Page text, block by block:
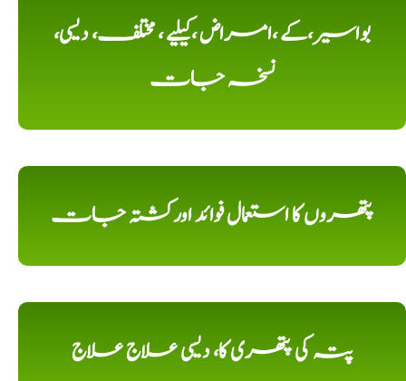
بواسیر،کے ،امراض ،کیلیے ، مختلف، دیسی،
نسخہ جات
پتھروں کا استعمال فوائد اورکشتہ جات
پتہ کی پتھری کا، دیسی علاج علاج